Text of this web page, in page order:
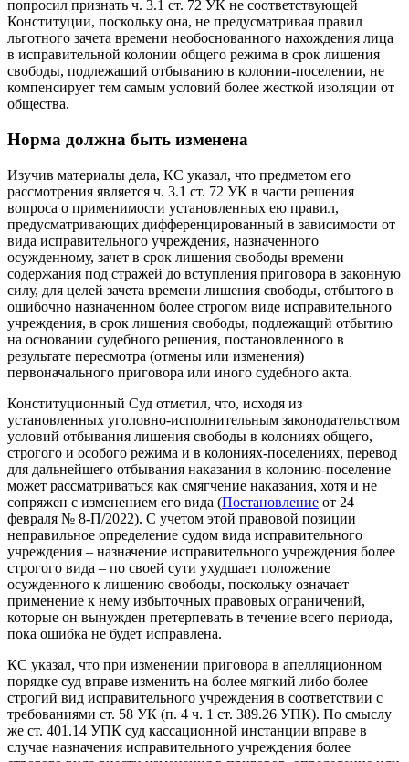
попросил признать ч. 3.1 ст. 72 УК не соответствующей
Конституции, поскольку она, не предусматривая правил
льготного зачета времени необоснованного нахождения лица
в исправительной колонии общего режима в срок лишения
свободы, подлежащий отбыванию в колонии-поселении, не
компенсирует тем самым условий более жесткой изоляции от
общества.
Норма должна быть изменена
Изучив материалы дела, КС указал, что предметом его
рассмотрения является ч. 3.1 ст. 72 УК в части решения
вопроса о применимости установленных ею правил,
предусматривающих дифференцированный в зависимости от
вида исправительного учреждения, назначенного
осужденному, зачет в срок лишения свободы времени
содержания под стражей до вступления приговора в законную
силу, для целей зачета времени лишения свободы, отбытого в
ошибочно назначенном более строгом виде исправительного
учреждения, в срок лишения свободы, подлежащий отбытию
на основании судебного решения, постановленного в
результате пересмотра (отмены или изменения)
первоначального приговора или иного судебного акта.
Конституционный Суд отметил, что, исходя из
установленных уголовно-исполнительным законодательством
условий отбывания лишения свободы в колониях общего,
строгого и особого режима и в колониях-поселениях, перевод
для дальнейшего отбывания наказания в колонию-поселение
может рассматриваться как смягчение наказания, хотя и не
сопряжен с изменением его вида (Постановление от 24
февраля № 8-П/2022). С учетом этой правовой позиции
неправильное определение судом вида исправительного
учреждения – назначение исправительного учреждения более
строгого вида – по своей сути ухудшает положение
осужденного к лишению свободы, поскольку означает
применение к нему избыточных правовых ограничений,
которые он вынужден претерпевать в течение всего периода,
пока ошибка не будет исправлена.
КС указал, что при изменении приговора в апелляционном
порядке суд вправе изменить на более мягкий либо более
строгий вид исправительного учреждения в соответствии с
требованиями ст. 58 УК (п. 4 ч. 1 ст. 389.26 УПК). По смыслу
же ст. 401.14 УПК суд кассационной инстанции вправе в
случае назначения исправительного учреждения более